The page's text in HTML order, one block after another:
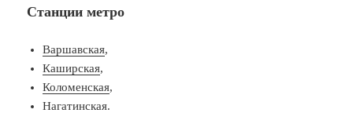
Станции метро
Варшавская,
Каширская,
Коломенская,
Нагатинская.